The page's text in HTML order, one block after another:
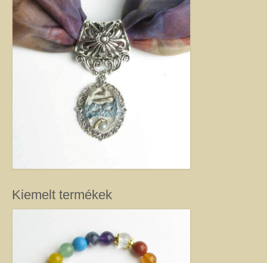
nőknek.
Fantázia ékszer
Ezen az oldalon olyan különleges és divatos ékszereket talál, amelyeket csak
részben én készítettem. Úgy vélem, helyük van a Harmónia Ékszerek
világában, mivel ezek is az egyéniség szépségét emelik ki. Nagy gonddal
válogattam ki azokat az ékszereket, amelyek megfelelnek ennek a magas
minőségi és esztétikai követelménynek. Ezeket az ékszereket azoknak
ajánlom, akik nem ragaszkodnak az ásványokhoz, féldrágakövekhez, illetve
kristályokhoz, de rajonganak az egyéni ötletekért, és valami különlegesre
vágynak. Kiváló ajándék lehet belőlük születésnapra, névnapra, karácsonyra.
Egyedi ékszer
Igény szerinti átalakítás – INGYENES
Egyedi kőbefoglalás rendelésre
Kiemelt termékek